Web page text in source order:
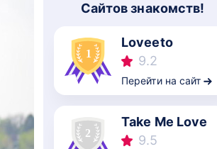
Cайтов знакомств!
Loveeto
9.2
Перейти на сайт
Take Me Love
9.5